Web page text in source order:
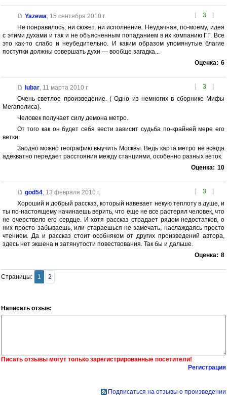
[ 3 ]
Yazewa, 15 сентября 2010 г.
Не понравилось; ни сюжет, ни исполнение. Неудачная, по-моему, идея
с этими духами и так и не объясненным попаданием в их компанию ГГ. Все
это как-то слабо и неубедительно. И каким образом упомянутые благие
поступки должны совершать духи — вообще загадка...
Оценка: 6
[ 3 ]
lubar, 11 марта 2010 г.
Очень светлое произведение. ( Одно из немногих в сборнике Мифы
Мегаполиса).
Человек получает силу демона метро.
От того как он будет себя вести зависит судьба по-крайней мере его
ветки.
Заодно можно географию выучить Москвы. Ведь карта метро не всегда
адекватно передает расстояния между станциями, особенно разных веток.
Оценка: 10
[ 3 ]
god54, 13 февраля 2010 г.
Хороший и добрый рассказ, который навевает некую теплоту в душе, и
ты по-настоящему начинаешь верить, что еще не все растерял человек, что
не очерствело его сердце. И хотя рассказ страдает рядом недостатков, о
них просто забываешь, или стараешься не замечать, наслаждаясь просто
чтением. Да и рассказ стоит особняком от других произведений автора,
здесь нет экшена и затянутости повествования. Так бы и дальше.
Оценка: 8
Страницы: 1 2
Написать отзыв:
Писать отзывы могут только зарегистрированные посетители!
Регистрация
Подписаться на отзывы о произведении